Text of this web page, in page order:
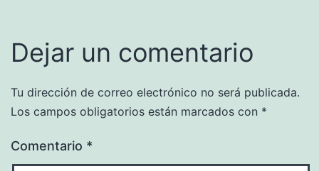
Dejar un comentario
Tu dirección de correo electrónico no será publicada.
Los campos obligatorios están marcados con *
Comentario *